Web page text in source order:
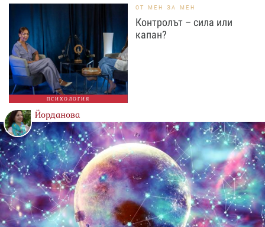
ПСИХОЛОГИЯ
ОТ МЕН ЗА МЕН
Контролът – сила или
капан?
Йорданова